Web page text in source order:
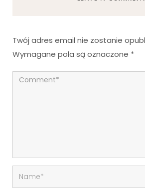
Twój adres email nie zostanie
Wymagane pola są oznaczone *